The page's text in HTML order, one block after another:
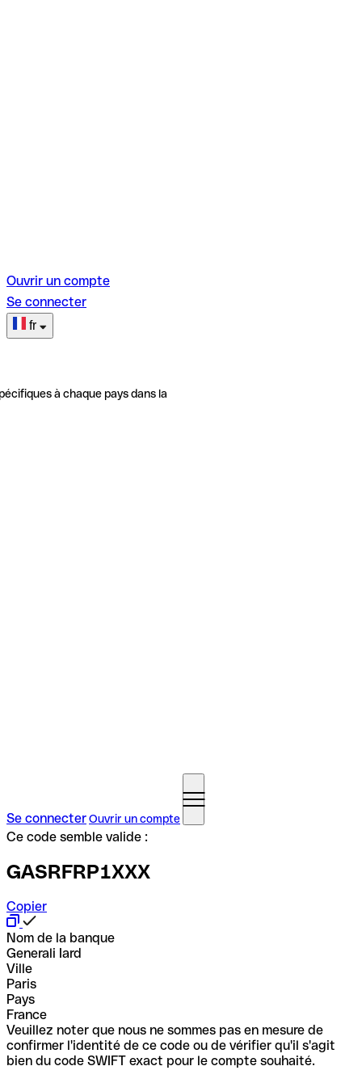
Ouvrir un compte
Se connecter
fr
à chaque pays dans la
Se connecterOuvrir un compte
Ce code semble valide :
GASRFRP1XXX
Copier
Nom de la banque
Generali Iard
Ville
Paris
Pays
France
Veuillez noter que nous ne sommes pas en mesure de
confirmer l'identité de ce code ou de vérifier qu'il s'agit
bien du code SWIFT exact pour le compte souhaité.